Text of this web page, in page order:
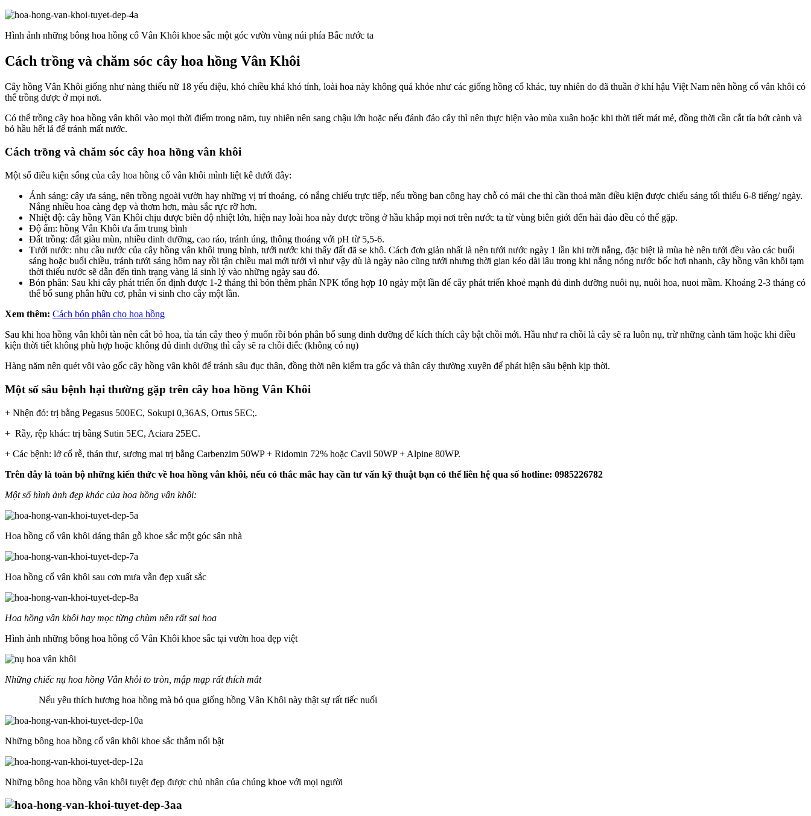
Hình ảnh những bông hoa hồng cổ Vân Khôi khoe sắc một góc vườn vùng núi phía Bắc nước ta
Cách trồng và chăm sóc cây hoa hồng Vân Khôi
Cây hồng Vân Khôi giống như nàng thiếu nữ 18 yểu điệu, khó chiều khá khó tính, loài hoa này không quá khỏe như các giống hồng cổ khác, tuy nhiên do đã thuần ở khí hậu Việt Nam nên hồng cổ vân khôi có
thể trồng được ở mọi nơi.
Có thể trồng cây hoa hồng vân khôi vào mọi thời điểm trong năm, tuy nhiên nên sang chậu lớn hoặc nếu đánh đảo cây thì nên thực hiện vào mùa xuân hoặc khi thời tiết mát mẻ, đồng thời cần cắt tỉa bớt cành và
bỏ hầu hết lá để tránh mất nước.
Cách trồng và chăm sóc cây hoa hồng vân khôi
Một số điều kiện sống của cây hoa hồng cổ vân khôi mình liệt kê dưới đây:
Ánh sáng: cây ưa sáng, nên trồng ngoài vườn hay những vị trí thoáng, có nắng chiếu trực tiếp, nếu trồng ban công hay chỗ có mái che thì cần thoả mãn điều kiện được chiếu sáng tối thiểu 6-8 tiếng/ ngày.
Nắng nhiều hoa càng đẹp và thơm hơn, màu sắc rực rỡ hơn.
Nhiệt độ: cây hồng Văn Khôi chịu được biên độ nhiệt lớn, hiện nay loài hoa này được trồng ở hầu khắp mọi nơi trên nước ta từ vùng biên giới đến hải đảo đều có thể gặp.
Độ ẩm: hồng Vân Khôi ưa ẩm trung bình
Đất trồng: đất giàu mùn, nhiều dinh dưỡng, cao ráo, tránh úng, thông thoáng với pH từ 5,5-6.
Tưới nước: nhu cầu nước của cây hồng vân khôi trung bình, tưới nước khi thấy đất đã se khô. Cách đơn giản nhất là nên tưới nước ngày 1 lần khi trời nắng, đặc biệt là mùa hè nên tưới đều vào các buổi
sáng hoặc buổi chiều, tránh tưới sáng hôm nay rồi tận chiều mai mới tưới vì như vậy dù là ngày nào cũng tưới nhưng thời gian kéo dài lâu trong khi nắng nóng nước bốc hơi nhanh, cây hồng vân khôi tạm
thời thiếu nước sẽ dẫn đến tình trạng vàng lá sinh lý vào những ngày sau đó.
Bón phân: Sau khi cây phát triển ổn định được 1-2 tháng thì bón thêm phân NPK tổng hợp 10 ngày một lần để cây phát triển khoẻ mạnh đủ dinh dưỡng nuôi nụ, nuôi hoa, nuoi mầm. Khoảng 2-3 tháng có
thể bổ sung phân hữu cơ, phân vi sinh cho cây một lần.
Xem thêm: Cách bón phân cho hoa hồng
Sau khi hoa hồng vân khôi tàn nên cắt bỏ hoa, tỉa tán cây theo ý muốn rồi bón phân bổ sung dinh dưỡng để kích thích cây bật chồi mới. Hầu như ra chồi là cây sẽ ra luôn nụ, trừ những cành tăm hoặc khi điều
kiện thời tiết không phù hợp hoặc không đủ dinh dưỡng thì cây sẽ ra chồi điếc (không có nụ)
Hàng năm nên quét vôi vào gốc cây hồng vân khôi để tránh sâu đục thân, đồng thời nên kiểm tra gốc và thân cây thường xuyên để phát hiện sâu bệnh kịp thời.
Một số sâu bệnh hại thường gặp trên cây hoa hồng Vân Khôi
+ Nhện đỏ: trị bằng Pegasus 500EC, Sokupi 0,36AS, Ortus 5EC;.
+ Rầy, rệp khác: trị bằng Sutin 5EC, Aciara 25EC.
+ Các bệnh: lở cổ rễ, thán thư, sương mai trị bằng Carbenzim 50WP + Ridomin 72% hoặc Cavil 50WP + Alpine 80WP.
Trên đây là toàn bộ những kiến thức về hoa hồng vân khôi, nếu có thắc mắc hay cần tư vấn kỹ thuật bạn có thể liên hệ qua số hotline: 0985226782
Một số hình ảnh đẹp khác của hoa hồng vân khôi:
Hoa hồng cổ vân khôi dáng thân gỗ khoe sắc một góc sân nhà
Hoa hồng cổ vân khôi sau cơn mưa vẫn đẹp xuất sắc
Hoa hồng vân khôi hay mọc từng chùm nên rất sai hoa
Hình ảnh những bông hoa hồng cổ Vân Khôi khoe sắc tại vườn hoa đẹp việt
Những chiếc nụ hoa hồng Vân khôi to tròn, mập mạp rất thích mắt
Nếu yêu thích hương hoa hồng mà bỏ qua giống hồng Vân Khôi này thật sự rất tiếc nuối
Những bông hoa hồng cổ vân khôi khoe sắc thắm nổi bật
Những bông hoa hồng vân khôi tuyệt đẹp được chủ nhân của chúng khoe với mọi người